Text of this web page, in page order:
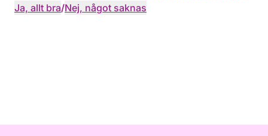
Ja, allt bra/Nej, något saknas